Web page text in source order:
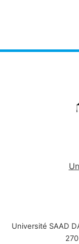
Université SAAD